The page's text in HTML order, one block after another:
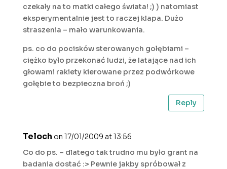
czekały na to matki całego świata! ;) ) natomiast
eksperymentalnie jest to raczej klapa. Dużo
straszenia – mało warunkowania.
ps. co do pocisków sterowanych gołębiami –
ciężko było przekonać ludzi, że latające nad ich
głowami rakiety kierowane przez podwórkowe
gołębie to bezpieczna broń ;)
Reply
Teloch on 17/01/2009 at 13:56
Co do ps. – dlatego tak trudno mu było grant na
badania dostać :> Pewnie jakby spróbował z